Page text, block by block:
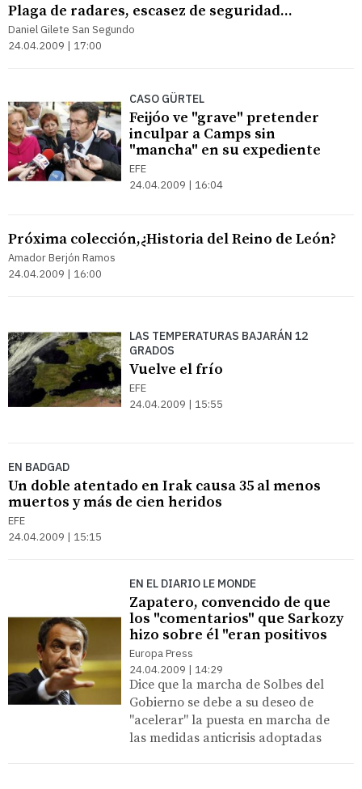
Plaga de radares, escasez de seguridad...
Daniel Gilete San Segundo
24.04.2009 | 17:00
CASO GÜRTEL
Feijóo ve "grave" pretender
inculpar a Camps sin
"mancha" en su expediente
EFE
24.04.2009 | 16:04
Próxima colección,¿Historia del Reino de León?
Amador Berjón Ramos
24.04.2009 | 16:00
LAS TEMPERATURAS BAJARÁN 12
GRADOS
Vuelve el frío
EFE
24.04.2009 | 15:55
EN BADGAD
Un doble atentado en Irak causa 35 al menos
muertos y más de cien heridos
EFE
24.04.2009 | 15:15
EN EL DIARIO LE MONDE
Zapatero, convencido de que
los "comentarios" que Sarkozy
hizo sobre él "eran positivos
Europa Press
24.04.2009 | 14:29
Dice que la marcha de Solbes del
Gobierno se debe a su deseo de
"acelerar" la puesta en marcha de
las medidas anticrisis adoptadas